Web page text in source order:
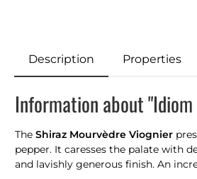
Description Properties
Information about
The Shiraz Mourvèdre Viognier
pepper. It caresses the palate with
and lavishly generous finish. An